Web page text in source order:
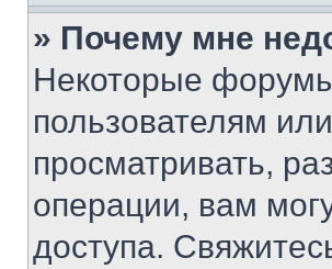
» Почему мне
Некоторые
пользователям
просматривать,
операции, вам
доступа.